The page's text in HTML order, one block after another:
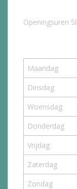
Openingsuren
Maandag
Dinsdag
Woensdag
Donderdag
Vrijdag
Zaterdag
Zondag